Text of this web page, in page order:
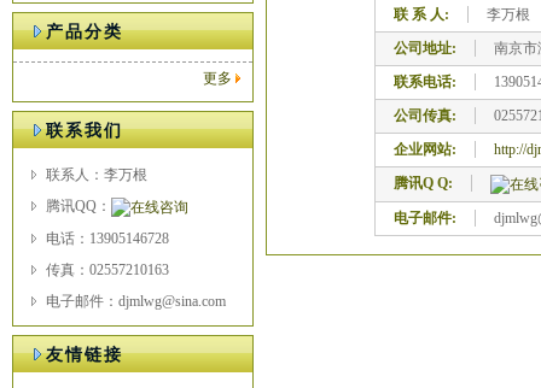
产品分类
更多
联系我们
联系人：李万根
腾讯QQ：
电话：13905146728
传真：02557210163
电子邮件：djmlwg@sina.com
友情链接
联 系 人:
李万根
公司地址:
南京市
联系电话:
公司传真:
企业网站:
http://
腾讯Q Q:
电子邮件: